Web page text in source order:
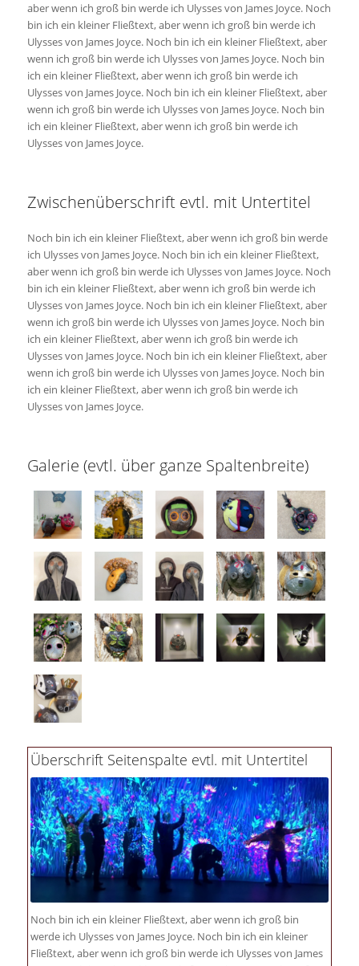
aber wenn ich groß bin werde ich Ulysses von James Joyce. Noch
bin ich ein kleiner Fließtext, aber wenn ich groß bin werde ich
Ulysses von James Joyce. Noch bin ich ein kleiner Fließtext, aber
wenn ich groß bin werde ich Ulysses von James Joyce. Noch bin
ich ein kleiner Fließtext, aber wenn ich groß bin werde ich
Ulysses von James Joyce. Noch bin ich ein kleiner Fließtext, aber
wenn ich groß bin werde ich Ulysses von James Joyce. Noch bin
ich ein kleiner Fließtext, aber wenn ich groß bin werde ich
Ulysses von James Joyce.
Zwischenüberschrift evtl. mit Untertitel
Noch bin ich ein kleiner Fließtext, aber wenn ich groß bin werde
ich Ulysses von James Joyce. Noch bin ich ein kleiner Fließtext,
aber wenn ich groß bin werde ich Ulysses von James Joyce. Noch
bin ich ein kleiner Fließtext, aber wenn ich groß bin werde ich
Ulysses von James Joyce. Noch bin ich ein kleiner Fließtext, aber
wenn ich groß bin werde ich Ulysses von James Joyce. Noch bin
ich ein kleiner Fließtext, aber wenn ich groß bin werde ich
Ulysses von James Joyce. Noch bin ich ein kleiner Fließtext, aber
wenn ich groß bin werde ich Ulysses von James Joyce. Noch bin
ich ein kleiner Fließtext, aber wenn ich groß bin werde ich
Ulysses von James Joyce.
Galerie (evtl. über ganze Spaltenbreite)
Überschrift Seitenspalte evtl. mit Untertitel
Noch bin ich ein kleiner Fließtext, aber wenn ich groß bin
werde ich Ulysses von James Joyce. Noch bin ich ein kleiner
Fließtext, aber wenn ich groß bin werde ich Ulysses von James